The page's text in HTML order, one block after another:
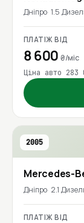
Дніпро 1.5
ПЛАТІЖ ВІД
8 600₴/міс
Ціна авто 283
2005
Mercedes-
Дніпро 2.1
ПЛАТІЖ ВІД